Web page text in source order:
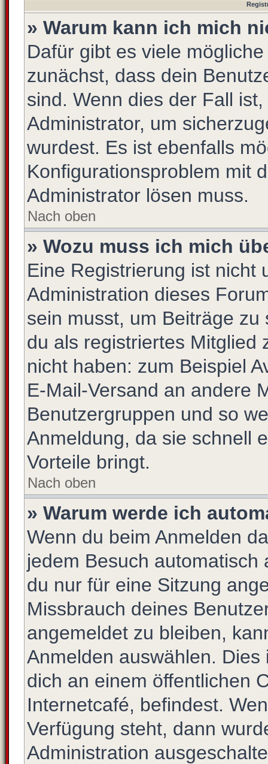
» Warum kann ich mich
Dafür gibt es viele
zunächst, dass dein
sind. Wenn dies der Fall
Administrator, um
wurdest. Es ist ebenfalls
Konfigurationsproblem mit
Administrator lösen muss.
Nach oben
» Wozu muss ich mich
Eine Registrierung ist nicht
Administration dieses
sein musst, um Beiträge
du als registriertes Mitglied
nicht haben: zum Beispiel
E-Mail-Versand an andere
Benutzergruppen und so
Anmeldung, da sie schnell
Vorteile bringt.
Nach oben
» Warum werde ich
Wenn du beim Anmelden
jedem Besuch automatisch
du nur für eine Sitzung
Missbrauch deines
angemeldet zu bleiben,
Anmelden auswählen.
dich an einem öffentlichen
Internetcafé, befindest.
Verfügung steht, dann
Administration